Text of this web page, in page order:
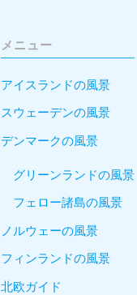
メニュー
アイスランドの風景
スウェーデンの風景
デンマークの風景
グリーンランドの風景
フェロー諸島の風景
ノルウェーの風景
フィンランドの風景
北欧ガイド